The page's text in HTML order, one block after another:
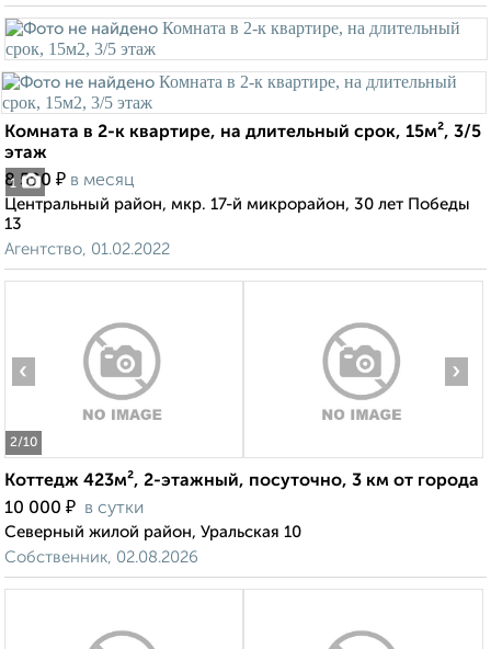
1
Комната в 2-к квартире, на длительный срок, 15м², 3/5
этаж
8 500 ₽ в месяц
Центральный район, мкр. 17-й микрорайон, 30 лет Победы
13
Агентство, 01.02.2022
2/10
‹ ›
Коттедж 423м², 2-этажный, посуточно, 3 км от города
10 000 ₽ в сутки
Северный жилой район, Уральская 10
Собственник, 02.08.2026